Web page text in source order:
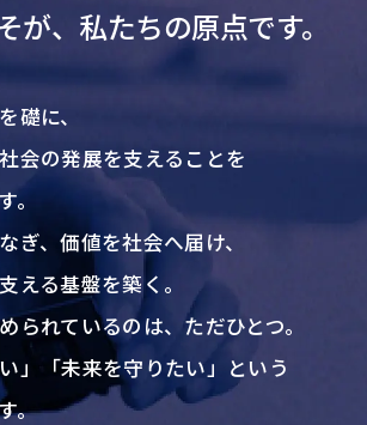
が、私たちの原点です。
礎に、
会の発展を支えることを
。
ぎ、価値を社会へ届け、
える基盤を築く。
られているのは、ただひとつ。
」「未来を守りたい」という
。